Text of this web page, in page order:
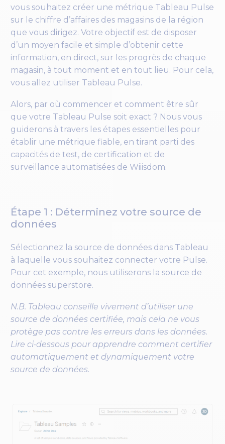
vous souhaitez créer une métrique Tableau Pulse
sur le chiffre d’affaires des magasins de la région
que vous dirigez. Votre objectif est de disposer
d’un moyen facile et simple d’obtenir cette
information, en direct, sur les progrès de chaque
magasin, à tout moment et en tout lieu. Pour cela,
vous allez utiliser Tableau Pulse.
Alors, par où commencer et comment être sûr
que votre Tableau Pulse soit exact ? Nous vous
guiderons à travers les étapes essentielles pour
établir une métrique fiable, en tirant parti des
capacités de test, de certification et de
surveillance automatisées de Wiiisdom.
Étape 1 : Déterminez votre source de
données
Sélectionnez la source de données dans Tableau
à laquelle vous souhaitez connecter votre Pulse.
Pour cet exemple, nous utiliserons la source de
données superstore.
N.B. Tableau conseille vivement d’utiliser une
source de données certifiée, mais cela ne vous
protège pas contre les erreurs dans les données.
Lire ci-dessous pour apprendre comment certifier
automatiquement et dynamiquement votre
source de données.